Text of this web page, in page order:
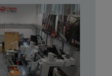
Sheet Size
Area
100
01
and curin